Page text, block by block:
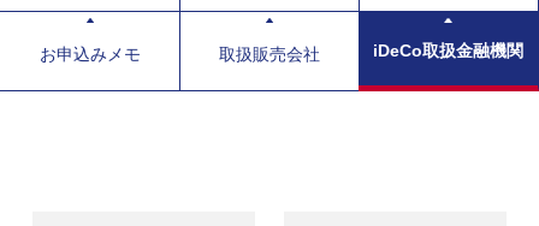
お申込みメモ 取扱販売会社 iDeCo取扱金融機関